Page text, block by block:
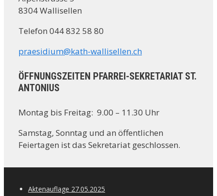
8304 Wallisellen
Telefon 044 832 58 80
praesidium@kath-wallisellen.ch
ÖFFNUNGSZEITEN PFARREI-SEKRETARIAT ST.
ANTONIUS
Montag bis Freitag: 9.00 – 11.30 Uhr
Samstag, Sonntag und an öffentlichen
Feiertagen ist das Sekretariat geschlossen.
Aktenauflage 27.05.2025